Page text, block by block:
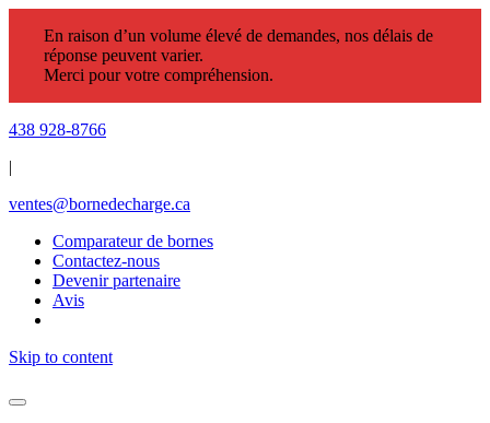
En raison d’un volume élevé de demandes, nos délais de
réponse peuvent varier.
Merci pour votre compréhension.
438 928-8766
|
ventes@bornedecharge.ca
Comparateur de bornes
Contactez-nous
Devenir partenaire
Avis
Skip to content